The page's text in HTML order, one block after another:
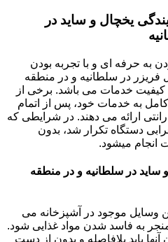
یخچال و ساید در
به حرفه ای و با تجربه بودن
فریزر در سلطانیه و در منطقه
کیفیت خدمات می باشد. برخی از
کامل به خدمات خود، پس از اتمام
ارائه می دهند. در شرایطی که
دستگاه تکرار شد، بدون
انجام میشود.
در سلطانیه و در منطقه
وسایل موجود در آشپزخانه می
منجر به فاسد شدن مواد غذایی شود.
باید بلافاصله و بدون از دست